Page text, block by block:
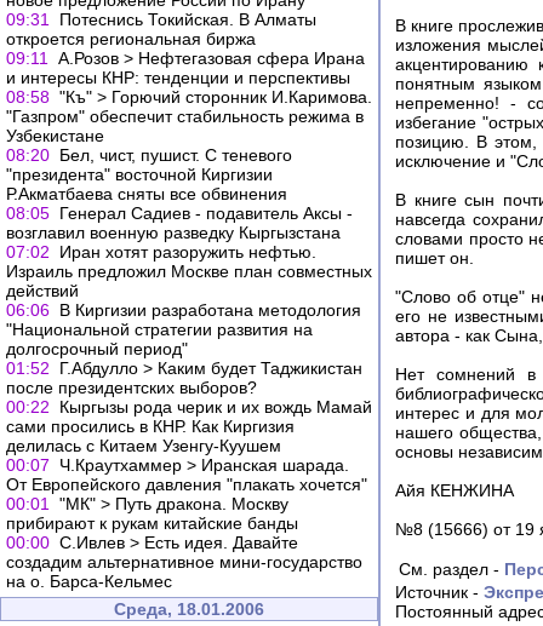
09:31
Потеснись Токийская. В Алматы
откроется региональная биржа
09:11
А.Розов > Нефтегазовая сфера Ирана
и интересы КНР: тенденции и перспективы
08:58 "Къ" > Горючий сторонник И.Каримова.
"Газпром" обеспечит стабильность режима в
Узбекистане
08:20 Бел, чист, пушист. С теневого
"президента" восточной Киргизии
Р.Акматбаева сняты все обвинения
08:05 Генерал Садиев - подавитель Аксы -
возглавил военную разведку Кыргызстана
07:02
Иран хотят разоружить нефтью.
Израиль предложил Москве план совместных
действий
06:06 В Киргизии разработана методология
"Национальной стратегии развития на
долгосрочный период"
01:52
Г.Абдулло > Каким будет Таджикистан
после президентских выборов?
00:22
Кыргызы рода черик и их вождь Мамай
сами просились в КНР. Как Киргизия
делилась с Китаем Узенгу-Куушем
00:07
Ч.Краутхаммер > Иранская шарада.
От Европейского давления "плакать хочется"
00:01
"МК" > Путь дракона. Москву
прибирают к рукам китайские банды
00:00 C.Ивлев > Есть идея. Давайте
создадим альтернативное мини-государство
на о. Барса-Кельмес
Среда, 18.01.2006
В книге
изложения
акцентированию
понятным
непременно! -
избегание
позицию. В этом,
исключение и
В книге сын
навсегда
словами просто
пишет он.
"Слово об отце"
его не
автора - как
Нет сомнений в
интерес и для
нашего
основы
Айя КЕНЖИНА
№8 (15666) от 19
См. раздел -
Источник -
Постоянный